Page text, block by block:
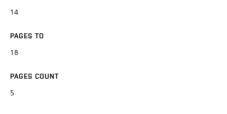
14
PAGES TO
18
PAGES COUNT
5